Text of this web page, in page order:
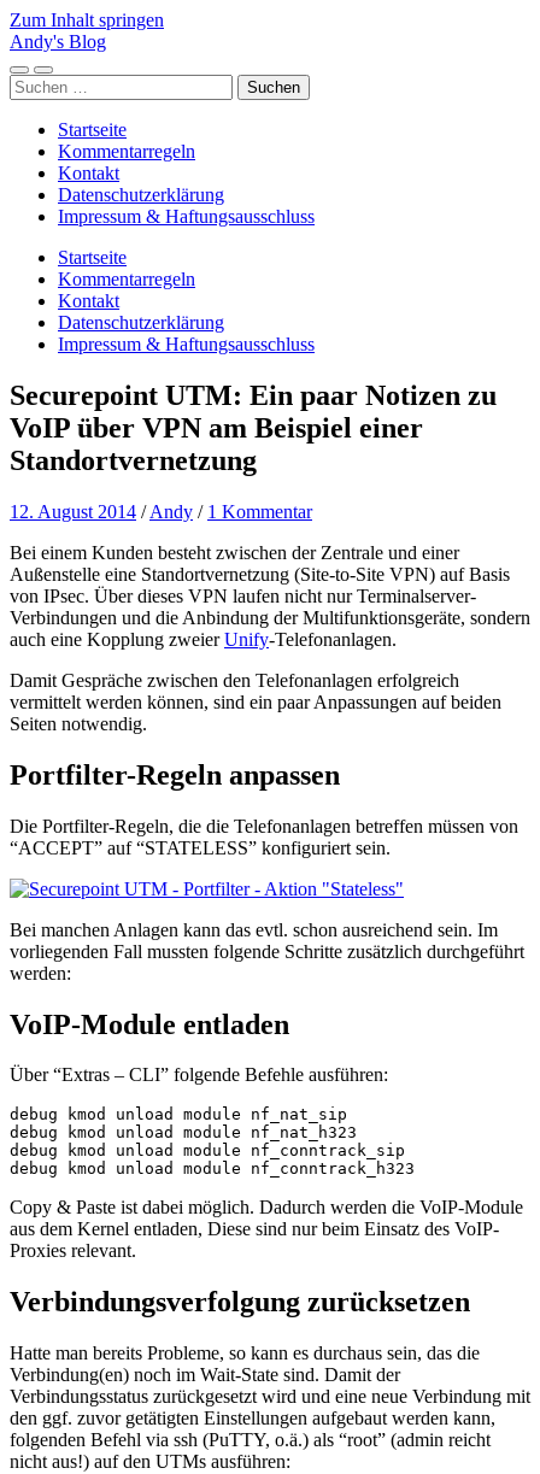
Zum Inhalt springen
Andy's Blog
Mobile-
Menü
Suchfeld
ein-/ausblenden
Suchen
nach:
Startseite
Kommentarregeln
Kontakt
Datenschutzerklärung
Impressum & Haftungsausschluss
Startseite
Kommentarregeln
Kontakt
Datenschutzerklärung
Impressum & Haftungsausschluss
Securepoint UTM: Ein paar Notizen zu
VoIP über VPN am Beispiel einer
Standortvernetzung
12. August 2014 /Andy / 1 Kommentar
Bei einem Kunden besteht zwischen der Zentrale und einer
Außenstelle eine Standortvernetzung (Site-to-Site VPN) auf Basis
von IPsec. Über dieses VPN laufen nicht nur Terminalserver-
Verbindungen und die Anbindung der Multifunktionsgeräte, sondern
auch eine Kopplung zweierUnify-Telefonanlagen.
Damit Gespräche zwischen den Telefonanlagen erfolgreich
vermittelt werden können, sind ein paar Anpassungen auf beiden
Seiten notwendig.
Portfilter-Regeln anpassen
Die Portfilter-Regeln, die die Telefonanlagen betreffen müssen von
“ACCEPT” auf “STATELESS” konfiguriert sein.
Bei manchen Anlagen kann das evtl. schon ausreichend sein. Im
vorliegenden Fall mussten folgende Schritte zusätzlich durchgeführt
werden:
VoIP-Module entladen
Über “Extras – CLI” folgende Befehle ausführen:
debug kmod unload module nf_nat_sip
debug kmod unload module nf_nat_h323
debug kmod unload module nf_conntrack_sip
Copy & Paste ist dabei möglich. Dadurch werden die VoIP-Module
aus dem Kernel entladen, Diese sind nur beim Einsatz des VoIP-
Proxies relevant.
Verbindungsverfolgung zurücksetzen
Hatte man bereits Probleme, so kann es durchaus sein, das die
Verbindung(en) noch im Wait-State sind. Damit der
Verbindungsstatus zurückgesetzt wird und eine neue Verbindung mit
den ggf. zuvor getätigten Einstellungen aufgebaut werden kann,
folgenden Befehl via ssh (PuTTY, o.ä.) als “root” (admin reicht
nicht aus!) auf den UTMs ausführen: